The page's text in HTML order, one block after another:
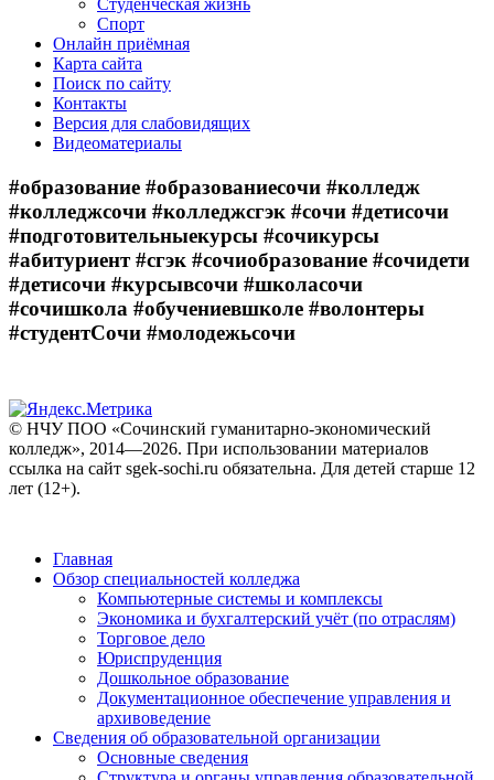
Студенческая жизнь
Спорт
Онлайн приёмная
Карта сайта
Поиск по сайту
Контакты
Версия для слабовидящих
Видеоматериалы
#образование #образованиесочи #колледж
#колледжсочи #колледжсгэк #сочи #детисочи
#подготовительныекурсы #сочикурсы
#абитуриент #сгэк #сочиобразование #сочидети
#детисочи #курсывсочи #школасочи
#сочишкола #обучениевшколе #волонтеры
#студентСочи #молодежьсочи
© НЧУ ПОО «Сочинский гуманитарно-экономический
колледж», 2014—2026. При использовании материалов
ссылка на сайт sgek-sochi.ru обязательна. Для детей старше 12
лет (12+).
Главная
Обзор специальностей колледжа
Компьютерные системы и комплексы
Экономика и бухгалтерский учёт (по отраслям)
Торговое дело
Юриспруденция
Дошкольное образование
Документационное обеспечение управления и
архивоведение
Сведения об образовательной организации
Основные сведения